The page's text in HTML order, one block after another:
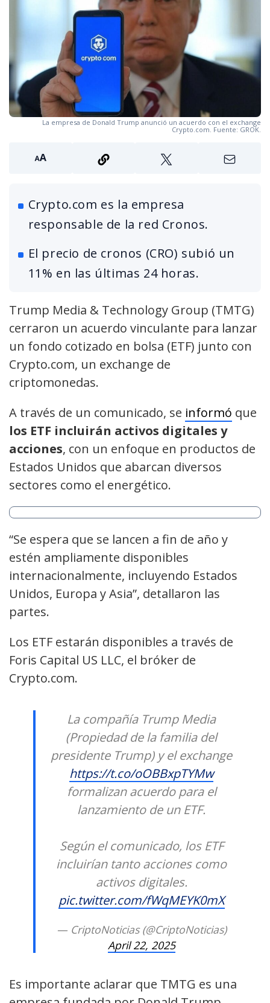
La empresa de Donald Trump anunció un acuerdo con el exchange
Crypto.com. Fuente: GROK.
Crypto.com es la empresa
responsable de la red Cronos.
El precio de cronos (CRO) subió un
11% en las últimas 24 horas.
Trump Media & Technology Group (TMTG)
cerraron un acuerdo vinculante para lanzar
un fondo cotizado en bolsa (ETF) junto con
Crypto.com, un exchange de
criptomonedas.
A través de un comunicado, se informó que
los ETF incluirán activos digitales y
acciones, con un enfoque en productos de
Estados Unidos que abarcan diversos
sectores como el energético.
“Se espera que se lancen a fin de año y
estén ampliamente disponibles
internacionalmente, incluyendo Estados
Unidos, Europa y Asia”, detallaron las
partes.
Los ETF estarán disponibles a través de
Foris Capital US LLC, el bróker de
Crypto.com.
La compañía Trump Media
(Propiedad de la familia del
presidente Trump) y el exchange
https://t.co/oOBBxpTYMw
formalizan acuerdo para el
lanzamiento de un ETF.
Según el comunicado, los ETF
incluirían tanto acciones como
activos digitales.
pic.twitter.com/fWqMEYK0mX
— CriptoNoticias (@CriptoNoticias)
April 22, 2025
Es importante aclarar que TMTG es una